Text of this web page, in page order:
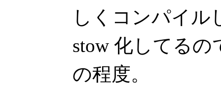
しくコンパイル
stow 化してる
の程度。